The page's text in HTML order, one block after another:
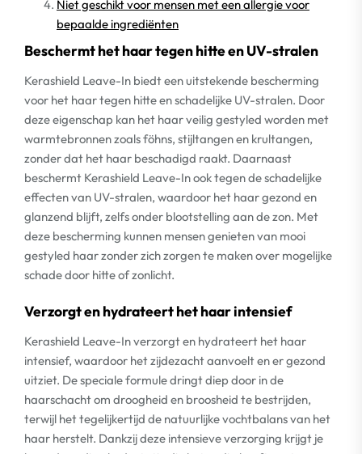
Niet geschikt voor mensen met een allergie voor
bepaalde ingrediënten
Beschermt het haar tegen hitte en UV-stralen
Kerashield Leave-In biedt een uitstekende bescherming
voor het haar tegen hitte en schadelijke UV-stralen. Door
deze eigenschap kan het haar veilig gestyled worden met
warmtebronnen zoals föhns, stijltangen en krultangen,
zonder dat het haar beschadigd raakt. Daarnaast
beschermt Kerashield Leave-In ook tegen de schadelijke
effecten van UV-stralen, waardoor het haar gezond en
glanzend blijft, zelfs onder blootstelling aan de zon. Met
deze bescherming kunnen mensen genieten van mooi
gestyled haar zonder zich zorgen te maken over mogelijke
schade door hitte of zonlicht.
Verzorgt en hydrateert het haar intensief
Kerashield Leave-In verzorgt en hydrateert het haar
intensief, waardoor het zijdezacht aanvoelt en er gezond
uitziet. De speciale formule dringt diep door in de
haarschacht om droogheid en broosheid te bestrijden,
terwijl het tegelijkertijd de natuurlijke vochtbalans van het
haar herstelt. Dankzij deze intensieve verzorging krijgt je